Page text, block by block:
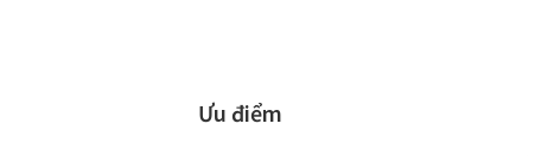
Ưu điểm